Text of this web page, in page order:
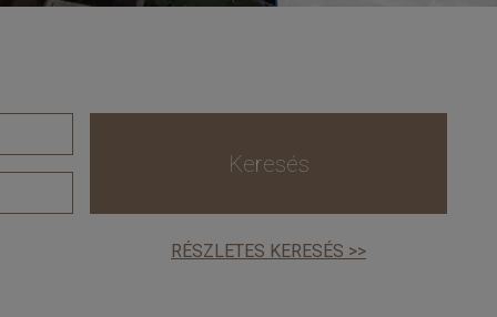
Keresés
RÉSZLETES KERESÉS >>